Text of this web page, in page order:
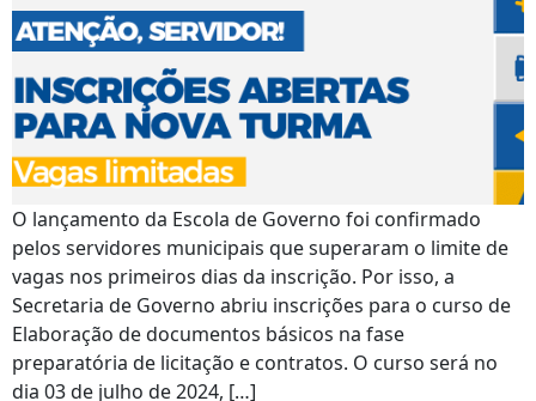
O lançamento da Escola de Governo foi confirmado
pelos servidores municipais que superaram o limite de
vagas nos primeiros dias da inscrição. Por isso, a
Secretaria de Governo abriu inscrições para o curso de
Elaboração de documentos básicos na fase
preparatória de licitação e contratos. O curso será no
dia 03 de julho de 2024, […]